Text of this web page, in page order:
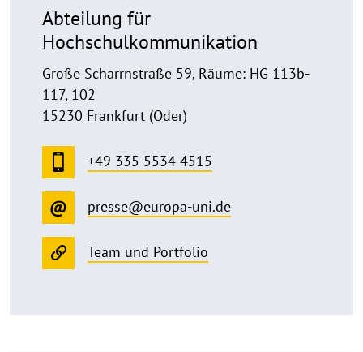
Abteilung für
Hochschulkommunikation
Große Scharrnstraße 59, Räume: HG 113b-
117, 102
15230 Frankfurt (Oder)
+49 335 5534 4515
presse@europa-uni.de
Team und Portfolio